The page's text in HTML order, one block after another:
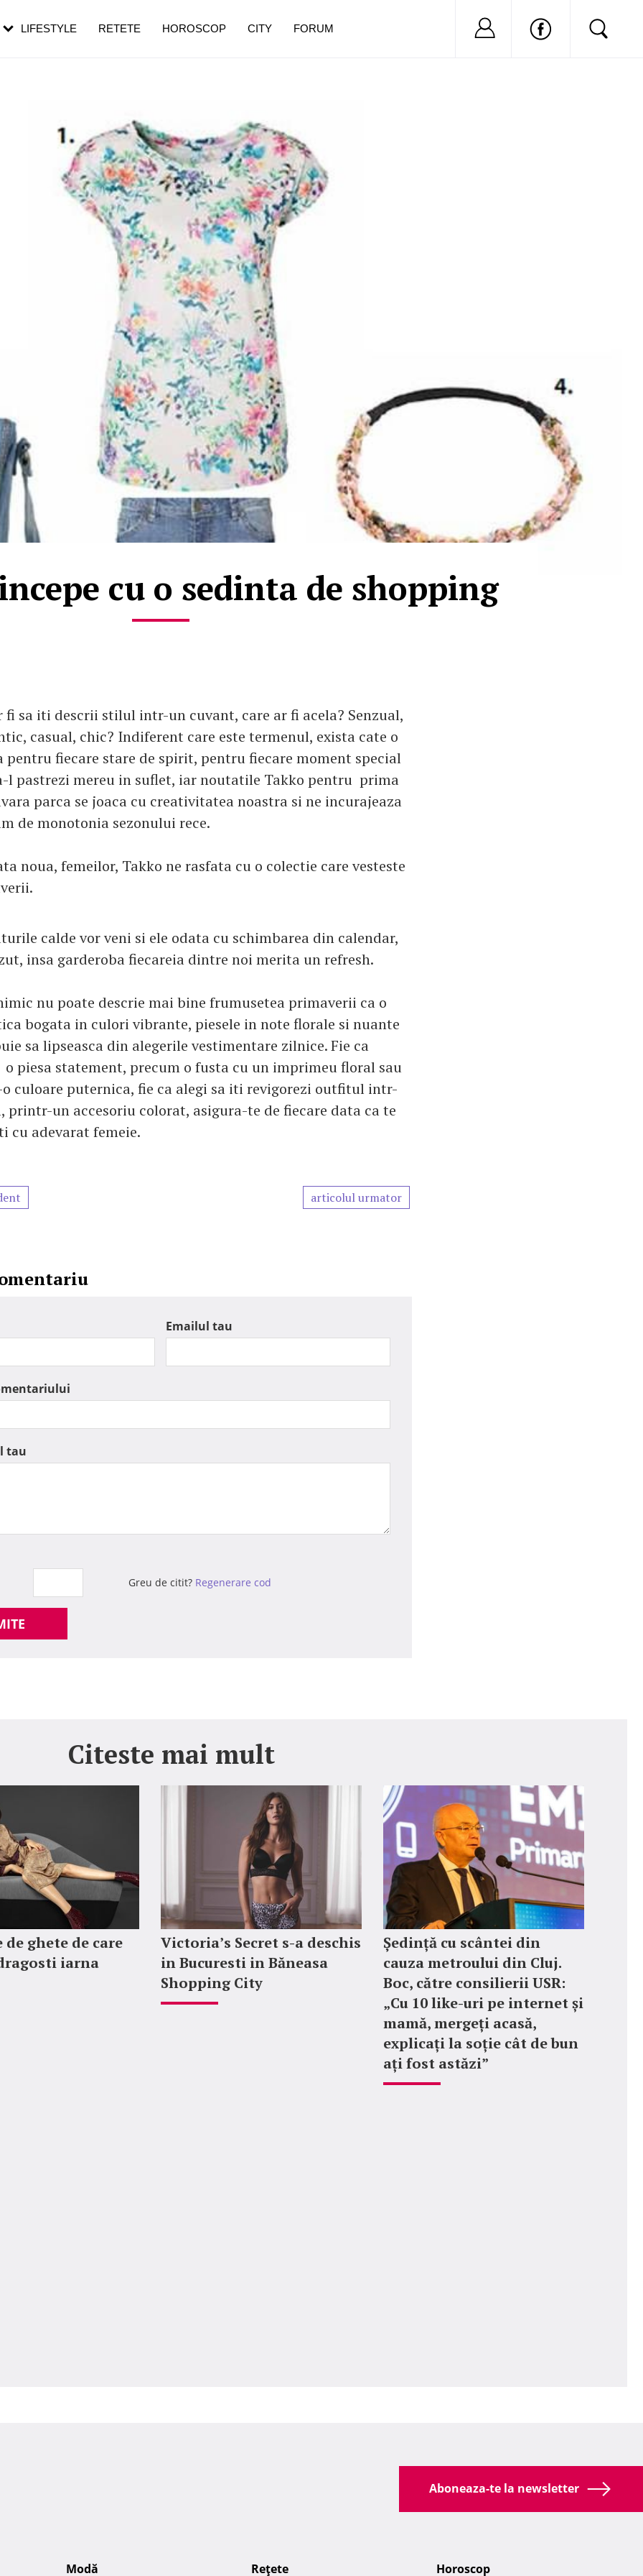
cu o sedinta de shopping
fi sa iti descrii stilul intr-un cuvant, care ar fi acela? Senzual,
casual, chic? Indiferent care este termenul, exista cate o
fiecare stare de spirit, pentru fiecare moment special
l pastrezi mereu in suflet, iar noutatile Takko pentru prima
parca se joaca cu creativitatea noastra si ne incurajeaza
de monotonia sezonului rece.
noua, femeilor, Takko ne rasfata cu o colectie care vesteste
calde vor veni si ele odata cu schimbarea din calendar,
insa garderoba fiecareia dintre noi merita un refresh.
nu poate descrie mai bine frumusetea primaverii ca o
bogata in culori vibrante, piesele in note florale si nuante
sa lipseasca din alegerile vestimentare zilnice. Fie ca
piesa statement, precum o fusta cu un imprimeu floral sau
culoare puternica, fie ca alegi sa iti revigorezi outfitul intr-
printr-un accesoriu colorat, asigura-te de fiecare data ca te
cu adevarat femeie.
articolul urmator
Emailul tau
tau
Greu de citit? Regenerare cod
Citeste mai mult
de ghete de care
iarna
Victoria’s Secret s-a deschis
in Bucuresti in Băneasa
Shopping City
Ședință cu scântei din
cauza metroului din Cluj.
Boc, către consilierii USR:
„Cu 10 like-uri pe internet și
mamă, mergeți acasă,
explicați la soție cât de bun
ați fost astăzi”
LIFESTYLE RETETE HOROSCOP CITY FORUM Nu ai cont?
în vârstă
de dureroasă este investigația
Aboneaza-te la newsletter
Modă Reţete Horoscop